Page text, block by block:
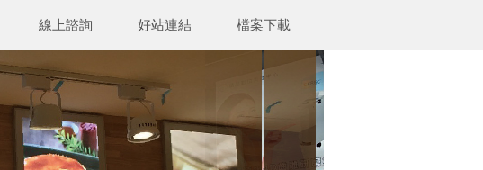
線上諮詢 好站連結 檔案下載